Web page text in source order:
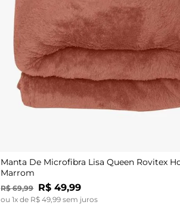
Manta De Microfibra Lisa Queen Rovitex
Marrom
R$ 69,99 R$ 49,99
ou1x de R$ 49,99 sem juros